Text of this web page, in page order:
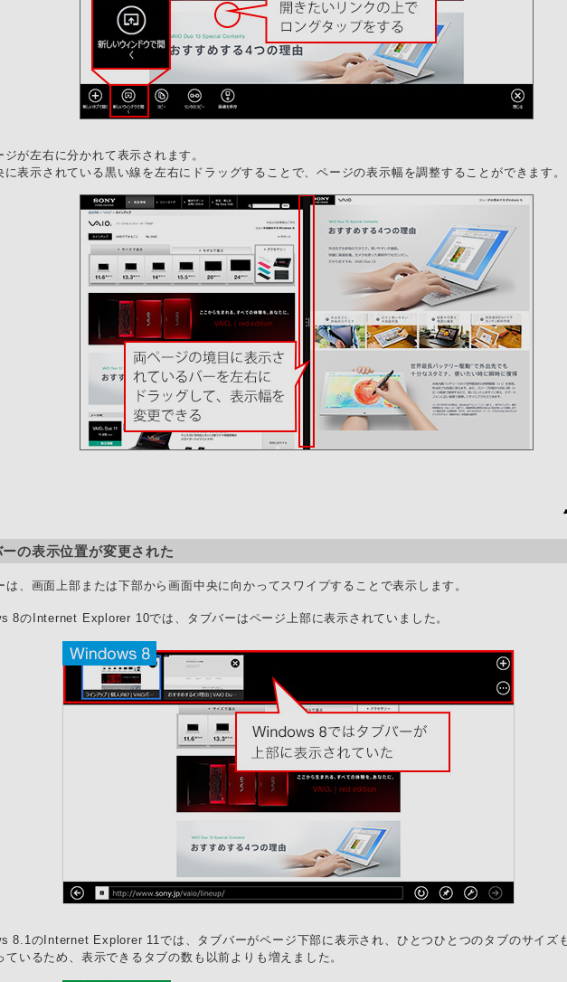
ジが左右に分かれて表示されます。
に表示されている黒い線を左右にドラッグすることで、ページの表示幅を調整することができます。
の表示位置が変更された
は、画面上部または下部から画面中央に向かってスワイプすることで表示します。
8のInternet Explorer 10では、タブバーはページ上部に表示されていました。
8.1のInternet Explorer 11では、タブバーがページ下部に表示され、ひとつひとつのタブのサイズ
ているため、表示できるタブの数も以前よりも増えました。